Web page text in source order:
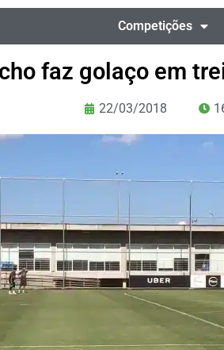
Competições
faz golaço em
22/03/2018